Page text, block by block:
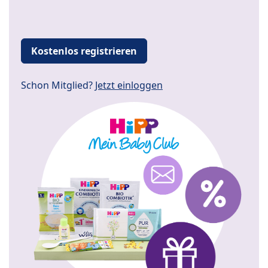
Kostenlos registrieren
Schon Mitglied? Jetzt einloggen